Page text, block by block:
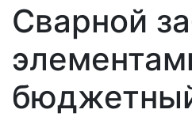
Сварной